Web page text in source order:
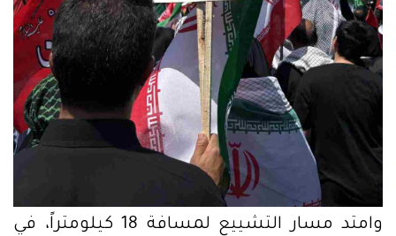
وامتد مسار التشييع لمسافة 18 كيلومتراً، في